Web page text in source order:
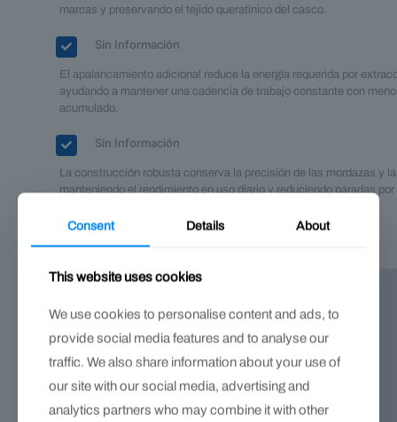
marcas y preservando el tejido queratínico del casco.
Sin Información
El apalancamiento adicional reduce la energía requerida por
ayudando a mantener una cadencia de trabajo constante con
acumulado.
Sin Información
La construcción robusta conserva la precisión de las mordazas y
manteniendo el rendimiento en uso diario y reduciendo paradas por
Consent Details About
This website uses cookies
We use cookies to personalise content and ads, to
provide social media features and to analyse our
traffic. We also share information about your use of
our site with our social media, advertising and
analytics partners who may combine it with other